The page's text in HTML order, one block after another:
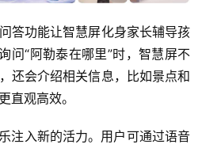
答功能让智慧屏化身家长辅导孩
问“阿勒泰在哪里”时，智慧屏不
还会介绍相关信息，比如景点和
直观高效。
注入新的活力。用户可通过语音